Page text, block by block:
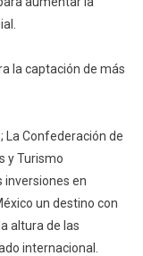
Con
De
Concanaco
la captación de más
La Confederación de
y Turismo
inversiones en
un destino con
altura de las
internacional.